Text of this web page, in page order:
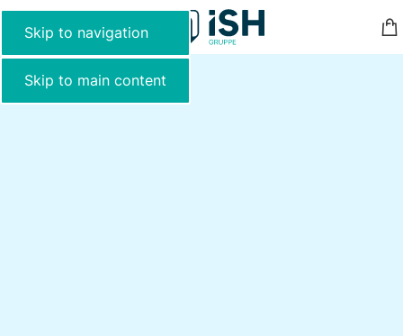
Skip to navigation
Skip to main content
MENU